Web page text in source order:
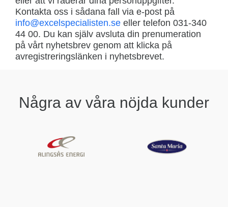
Kontakta oss i sådana fall via e-post på
info@excelspecialisten.se eller telefon 031-340
44 00. Du kan själv avsluta din prenumeration
på vårt nyhetsbrev genom att klicka på
avregistreringslänken i nyhetsbrevet.
Några av våra nöjda kunder